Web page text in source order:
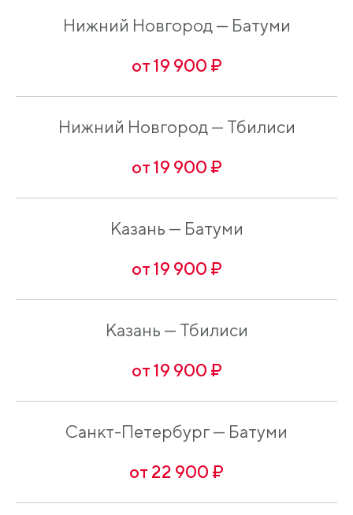
Нижний Новгород — Батуми
от 19 900 ₽
Нижний Новгород — Тбилиси
от 19 900 ₽
Казань — Батуми
от 19 900 ₽
Казань — Тбилиси
от 19 900 ₽
Санкт-Петербург — Батуми
от 22 900 ₽